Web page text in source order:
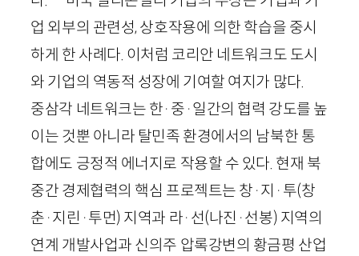
업 외부의 관련성, 상호작용에 의한 학습을 중시
하게 한 사례다. 이처럼 코리안 네트워크도 도시
와 기업의 역동적 성장에 기여할 여지가 많다.
중삼각 네트워크는 한·중·일간의 협력 강도를 높
이는 것뿐 아니라 탈민족 환경에서의 남북한 통
합에도 긍정적 에너지로 작용할 수 있다. 현재 북
중간 경제협력의 핵심 프로젝트는 창·지·투(창
춘·지린·투먼) 지역과 라·선(나진·선봉) 지역의
연계 개발사업과 신의주 압록강변의 황금평 산업